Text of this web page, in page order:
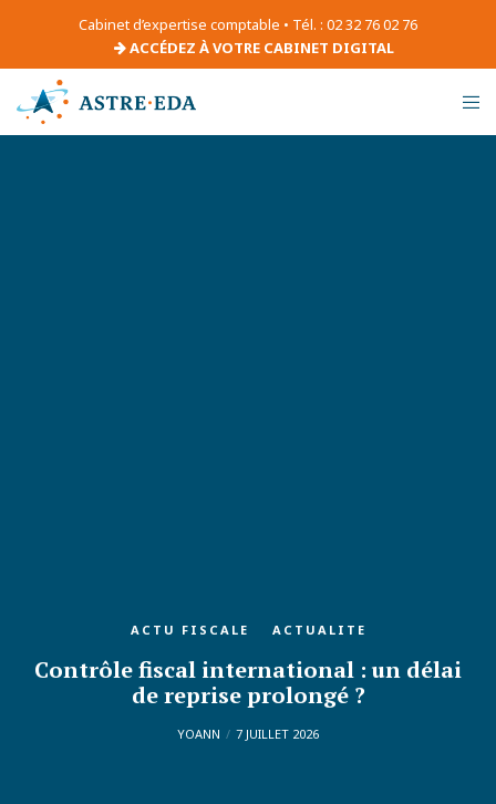
Cabinet d’expertise comptable • Tél. : 02 32 76 02 76
ACCÉDEZ À VOTRE CABINET DIGITAL
ACTU FISCALE ACTUALITE
Contrôle fiscal international : un délai
de reprise prolongé ?
YOANN 7 JUILLET 2026